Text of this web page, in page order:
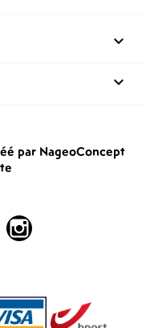


par NageoConcept